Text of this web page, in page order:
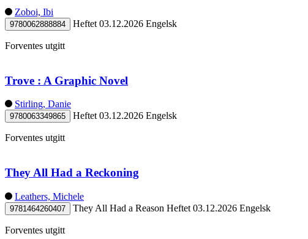
Zoboi, Ibi
9780062888884 Heftet 03.12.2026 Engelsk
Forventes utgitt
Trove : A Graphic Novel
Stirling, Danie
9780063349865 Heftet 03.12.2026 Engelsk
Forventes utgitt
They All Had a Reckoning
Leathers, Michele
9781464260407 They All Had a Reason Heftet 03.12.2026 Engelsk
Forventes utgitt